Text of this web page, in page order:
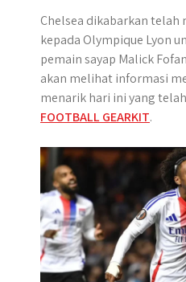
a
t
s
A
c
e
b
o
o
s
s
e
n
g
r
l
e
g
r
y
p
e
Chelsea dikabarkan telah
kepada Olympique Lyon
pemain sayap Malick
akan melihat informasi
menarik hari ini yang
FOOTBALL GEARKIT.